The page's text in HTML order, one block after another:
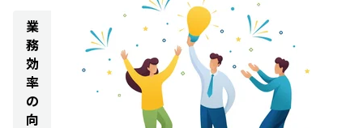
業
務
効
率
の
向